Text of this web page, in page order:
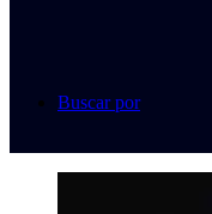
Buscar por